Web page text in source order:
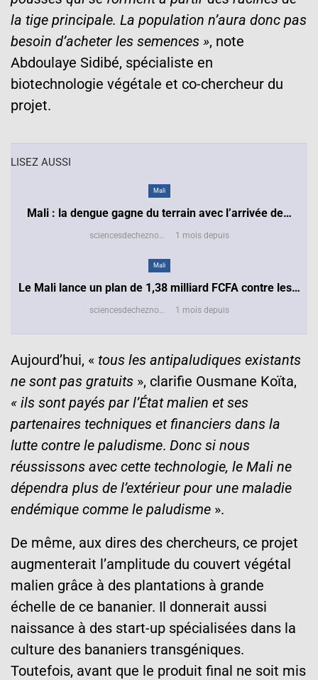
la tige principale. La population n’aura donc pas
besoin d’acheter les semences », note
Abdoulaye Sidibé, spécialiste en
biotechnologie végétale et co-chercheur du
projet.
LISEZ AUSSI
Mali
Mali : la dengue gagne du terrain avec l’arrivée de…
sciencesdecheznous@gmail.com 1 mois depuis
Mali
Le Mali lance un plan de 1,38 milliard FCFA contre les…
sciencesdecheznous@gmail.com 1 mois depuis
Aujourd’hui, « tous les antipaludiques existants
ne sont pas gratuits », clarifie Ousmane Koïta,
« ils sont payés par l’État malien et ses
partenaires techniques et financiers dans la
lutte contre le paludisme. Donc si nous
réussissons avec cette technologie, le Mali ne
dépendra plus de l’extérieur pour une maladie
endémique comme le paludisme ».
De même, aux dires des chercheurs, ce projet
augmenterait l’amplitude du couvert végétal
malien grâce à des plantations à grande
échelle de ce bananier. Il donnerait aussi
naissance à des start-up spécialisées dans la
culture des bananiers transgéniques.
Toutefois, avant que le produit final ne soit mis